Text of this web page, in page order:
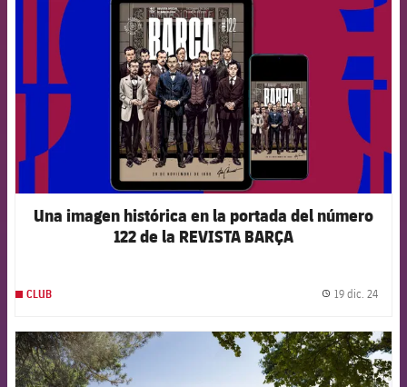
Una imagen histórica en la portada del número
122 de la REVISTA BARÇA
CLUB 19 dic. 24
FCB Barcelona badge